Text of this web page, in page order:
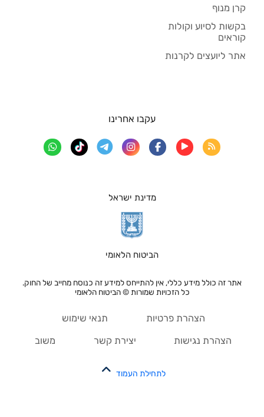
קרן מנוף
בקשות לסיוע וקולות
קוראים
אתר ליועצים לקרנות
מדינת ישראל
הביטוח הלאומי
אתר זה כולל מידע כללי, אין להתייחס למידע זה כנוסח מחייב של החוק.
כל הזכויות שמורות © הביטוח הלאומי
עקבו אחרינו
הצהרת פרטיות תנאי שימוש
הצהרת נגישות יצירת קשר משוב
לתחילת העמוד